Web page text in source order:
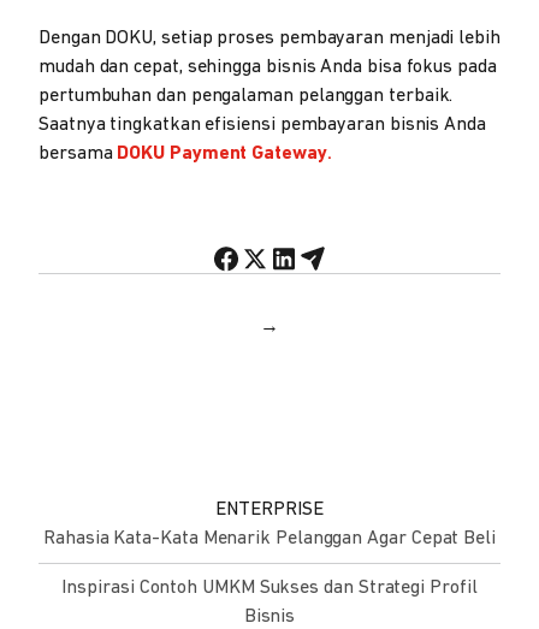
Dengan DOKU, setiap proses pembayaran menjadi lebih
mudah dan cepat, sehingga bisnis Anda bisa fokus pada
pertumbuhan dan pengalaman pelanggan terbaik.
Saatnya tingkatkan efisiensi pembayaran bisnis Anda
bersama DOKU Payment Gateway.
→
ENTERPRISE
Rahasia Kata-Kata Menarik Pelanggan Agar Cepat Beli
Inspirasi Contoh UMKM Sukses dan Strategi Profil
Bisnis